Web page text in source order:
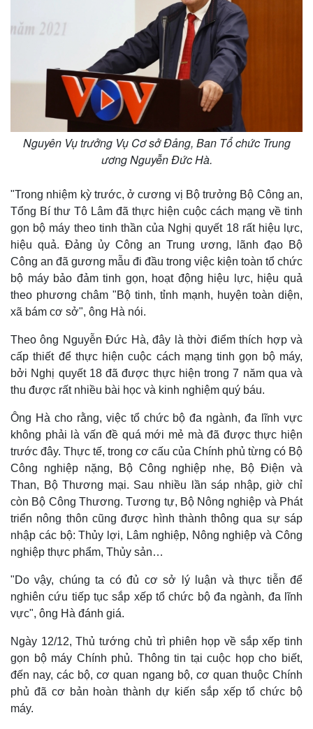
Thế giới
Quan sát
Cuộc sống đó đây
Hồ sơ
Multimedia
Video
Ảnh
E-Magazine
Infographic
Nguyên Vụ trưởng Vụ Cơ sở Đảng, Ban Tổ chức Trung
ương Nguyễn Đức Hà.
"Trong nhiệm kỳ trước, ở cương vị Bộ trưởng Bộ Công an,
Tổng Bí thư Tô Lâm đã thực hiện cuộc cách mạng về tinh
gọn bộ máy theo tinh thần của Nghị quyết 18 rất hiệu lực,
hiệu quả. Đảng ủy Công an Trung ương, lãnh đạo Bộ
Công an đã gương mẫu đi đầu trong việc kiện toàn tổ chức
bộ máy bảo đảm tinh gọn, hoạt động hiệu lực, hiệu quả
theo phương châm "Bộ tinh, tỉnh mạnh, huyện toàn diện,
xã bám cơ sở", ông Hà nói.
Theo ông Nguyễn Đức Hà, đây là thời điểm thích hợp và
cấp thiết để thực hiện cuộc cách mạng tinh gọn bộ máy,
bởi Nghị quyết 18 đã được thực hiện trong 7 năm qua và
thu được rất nhiều bài học và kinh nghiệm quý báu.
Ông Hà cho rằng, việc tổ chức bộ đa ngành, đa lĩnh vực
không phải là vấn đề quá mới mẻ mà đã được thực hiện
trước đây. Thực tế, trong cơ cấu của Chính phủ từng có Bộ
Công nghiệp nặng, Bộ Công nghiệp nhẹ, Bộ Điện và
Than, Bộ Thương mại. Sau nhiều lần sáp nhập, giờ chỉ
còn Bộ Công Thương. Tương tự, Bộ Nông nghiệp và Phát
triển nông thôn cũng được hình thành thông qua sự sáp
nhập các bộ: Thủy lợi, Lâm nghiệp, Nông nghiệp và Công
nghiệp thực phẩm, Thủy sản…
"Do vậy, chúng ta có đủ cơ sở lý luận và thực tiễn để
nghiên cứu tiếp tục sắp xếp tổ chức bộ đa ngành, đa lĩnh
vực", ông Hà đánh giá.
Ngày 12/12, Thủ tướng chủ trì phiên họp về sắp xếp tinh
gọn bộ máy Chính phủ. Thông tin tại cuộc họp cho biết,
đến nay, các bộ, cơ quan ngang bộ, cơ quan thuộc Chính
phủ đã cơ bản hoàn thành dự kiến sắp xếp tổ chức bộ
máy.